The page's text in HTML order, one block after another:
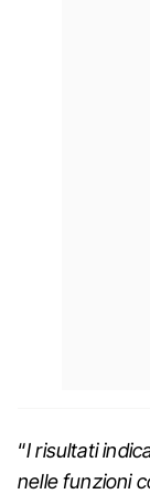
“I risultati
nelle funzioni